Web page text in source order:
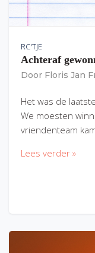
RC'TJE
Achteraf
Door Floris Jan
Het was de
We moesten
vriendenteam
Lees verder »